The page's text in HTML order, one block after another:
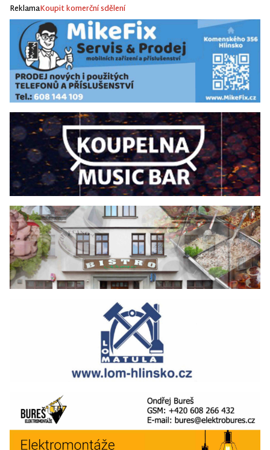
ReklamaKoupit komerční sdělení